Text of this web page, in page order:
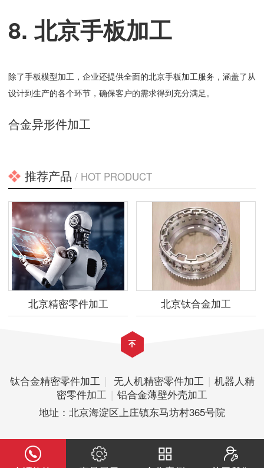
8. 北京手板加工
除了手板模型加工，企业还提供全面的北京手板加工服务，涵盖了从
设计到生产的各个环节，确保客户的需求得到充分满足。
合金异形件加工
推荐产品 / HOT PRODUCT
北京精密零件加工 北京钛合金加工
钛合金精密零件加工 | 无人机精密零件加工 | 机器人精
密零件加工 | 铝合金薄壁外壳加工
地址：北京海淀区上庄镇东马坊村365号院